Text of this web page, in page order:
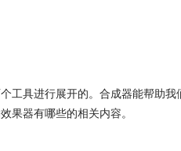
工具进行展开的。合成器能帮助我
果器有哪些的相关内容。